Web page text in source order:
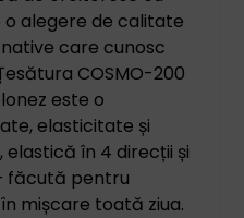
o alegere de calitate
care cunosc
COSMO-200
este o
elasticitate și
în 4 direcții și
făcută pentru
mișcare toată ziua.